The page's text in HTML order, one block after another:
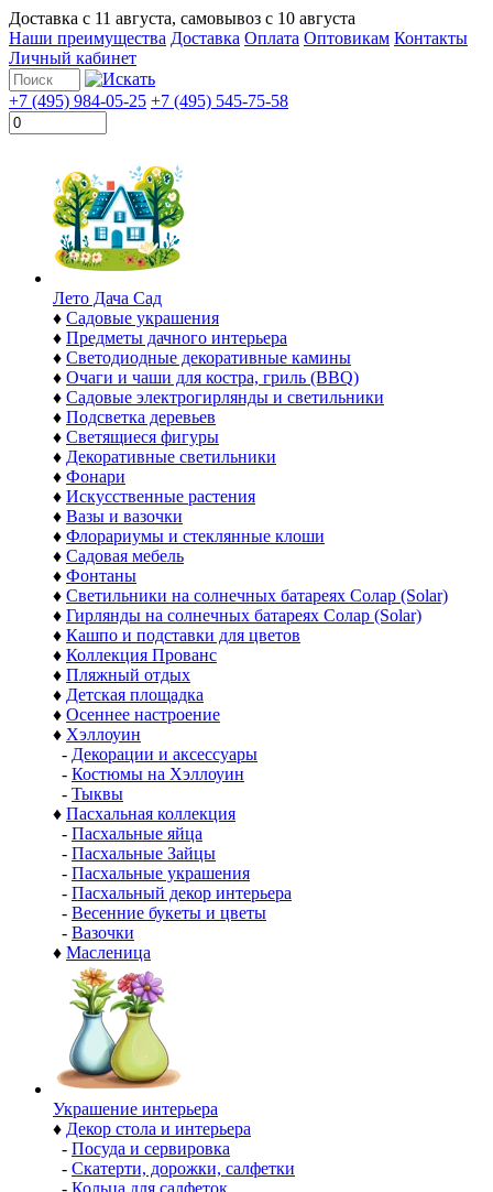
Доставка с 11 августа, самовывоз с 10 августа
Наши преимущества Доставка Оплата Оптовикам Контакты
Личный кабинет
+7 (495) 984-05-25 +7 (495) 545-75-58
Лето Дача Сад
♦ Садовые украшения
♦ Предметы дачного интерьера
♦ Светодиодные декоративные камины
♦ Очаги и чаши для костра, гриль (BBQ)
♦ Садовые электрогирлянды и светильники
♦ Подсветка деревьев
♦ Светящиеся фигуры
♦ Декоративные светильники
♦ Фонари
♦ Искусственные растения
♦ Вазы и вазочки
♦ Флорариумы и стеклянные клоши
♦ Садовая мебель
♦ Фонтаны
♦ Светильники на солнечных батареях Солар (Solar)
♦ Гирлянды на солнечных батареях Солар (Solar)
♦ Кашпо и подставки для цветов
♦ Коллекция Прованс
♦ Пляжный отдых
♦ Детская площадка
♦ Осеннее настроение
♦ Хэллоуин
- Декорации и аксессуары
- Костюмы на Хэллоуин
- Тыквы
♦ Пасхальная коллекция
- Пасхальные яйца
- Пасхальные Зайцы
- Пасхальные украшения
- Пасхальный декор интерьера
- Весенние букеты и цветы
- Вазочки
♦ Масленица
Украшение интерьера
♦ Декор стола и интерьера
- Посуда и сервировка
- Скатерти, дорожки, салфетки
- Кольца для салфеток